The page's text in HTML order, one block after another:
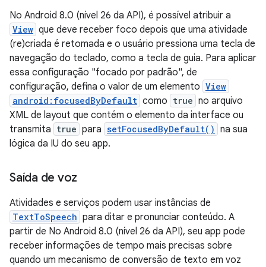
No Android 8.0 (nível 26 da API), é possível atribuir a
View que deve receber foco depois que uma atividade
(re)criada é retomada e o usuário pressiona uma tecla de
navegação do teclado, como a tecla de guia. Para aplicar
essa configuração "focado por padrão", de
configuração, defina o valor de um elemento View
android:focusedByDefault como true no arquivo
XML de layout que contém o elemento da interface ou
transmita true para setFocusedByDefault() na sua
lógica da IU do seu app.
Saída de voz
Atividades e serviços podem usar instâncias de
TextToSpeech para ditar e pronunciar conteúdo. A
partir de No Android 8.0 (nível 26 da API), seu app pode
receber informações de tempo mais precisas sobre
quando um mecanismo de conversão de texto em voz